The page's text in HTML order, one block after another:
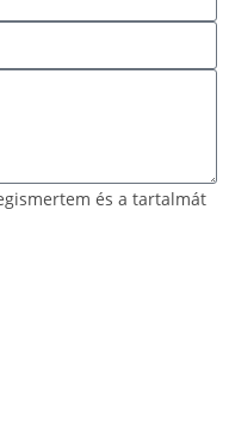
és a tartalmát